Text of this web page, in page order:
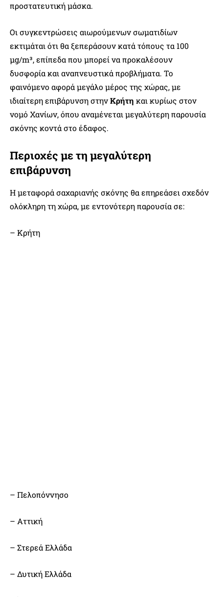
προστατευτική μάσκα.
Οι συγκεντρώσεις αιωρούμενων σωματιδίων
εκτιμάται ότι θα ξεπεράσουν κατά τόπους τα 100
μg/m³, επίπεδα που μπορεί να προκαλέσουν
δυσφορία και αναπνευστικά προβλήματα. Το
φαινόμενο αφορά μεγάλο μέρος της χώρας, με
ιδιαίτερη επιβάρυνση στηνΚρήτη και κυρίως στον
νομό Χανίων, όπου αναμένεται μεγαλύτερη παρουσία
σκόνης κοντά στο έδαφος.
Περιοχές με τη μεγαλύτερη
επιβάρυνση
Η μεταφορά σαχαριανής σκόνης θα επηρεάσει σχεδόν
ολόκληρη τη χώρα, με εντονότερη παρουσία σε:
– Κρήτη
– Πελοπόννησο
– Αττική
– Στερεά Ελλάδα
– Δυτική Ελλάδα